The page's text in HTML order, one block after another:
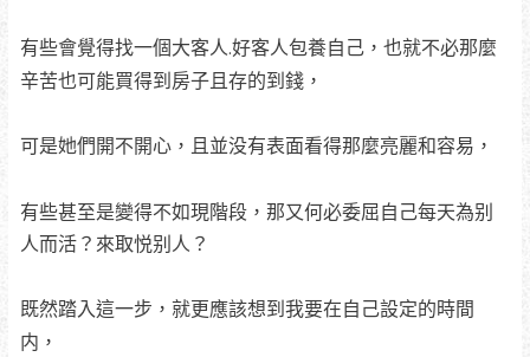
有些會覺得找一個大客人.好客人包養自己，也就不必那麼
辛苦也可能買得到房子且存的到錢，
可是她們開不開心，且並没有表面看得那麼亮麗和容易，
有些甚至是變得不如現階段，那又何必委屈自己每天為别
人而活？來取悦别人？
既然踏入這一步，就更應該想到我要在自己設定的時間
内，